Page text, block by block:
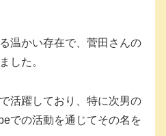
温かい存在で、菅田さんの
した。
活躍しており、特に次男の
での活動を通じてその名を